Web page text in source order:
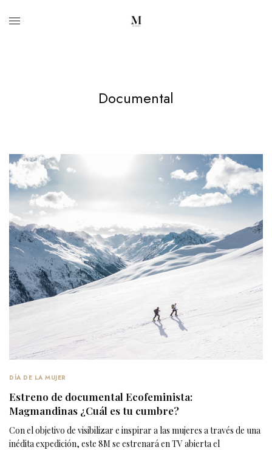
Documental
DÍA DE LA MUJER
Estreno de documental Ecofeminista:
Magmandinas ¿Cuál es tu cumbre?
Con el objetivo de visibilizar e inspirar a las mujeres a través de una
inédita expedición, este 8M se estrenará en TV abierta el